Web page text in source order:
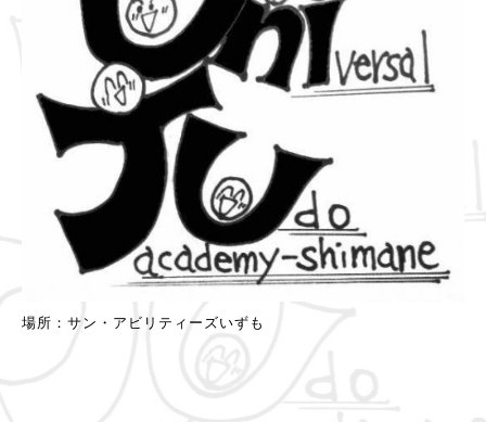
場所：サン・アビリティーズいずも